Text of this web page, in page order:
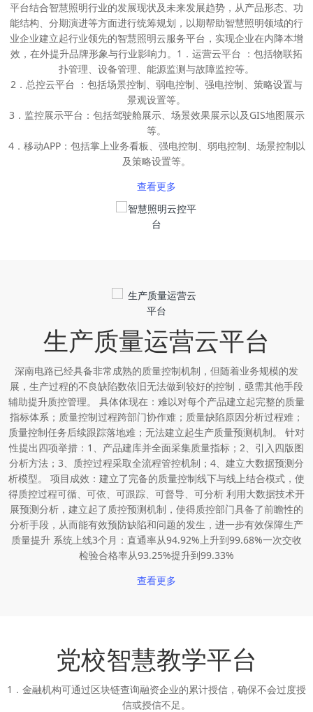
平台结合智慧照明行业的发展现状及未来发展趋势，从产品形态、功
能结构、分期演进等方面进行统筹规划，以期帮助智慧照明领域的行
业企业建立起行业领先的智慧照明云服务平台，实现企业在内降本增
效，在外提升品牌形象与行业影响力。1．运营云平台 ：包括物联拓
扑管理、设备管理、能源监测与故障监控等。
2．总控云平台 ：包括场景控制、弱电控制、强电控制、策略设置与
景观设置等。
3．监控展示平台：包括驾驶舱展示、场景效果展示以及GIS地图展示
等。
4．移动APP：包括掌上业务看板、强电控制、弱电控制、场景控制以
及策略设置等。
查看更多
生产质量运营云平台
深南电路已经具备非常成熟的质量控制机制，但随着业务规模的发
展，生产过程的不良缺陷数依旧无法做到较好的控制，亟需其他手段
辅助提升质控管理。 具体体现在：难以对每个产品建立起完整的质量
指标体系；质量控制过程跨部门协作难；质量缺陷原因分析过程难；
质量控制任务后续跟踪落地难；无法建立起生产质量预测机制。 针对
性提出四项举措：1、产品建库并全面采集质量指标；2、引入四版图
分析方法；3、质控过程采取全流程管控机制；4、建立大数据预测分
析模型。 项目成效：建立了完备的质量控制线下与线上结合模式，使
得质控过程可循、可依、可跟踪、可督导、可分析 利用大数据技术开
展预测分析，建立起了质控预测机制，使得质控部门具备了前瞻性的
分析手段，从而能有效预防缺陷和问题的发生，进一步有效保障生产
质量提升 系统上线3个月：直通率从94.92%上升到99.68%一次交收
检验合格率从93.25%提升到99.33%
查看更多
党校智慧教学平台
1．金融机构可通过区块链查询融资企业的累计授信，确保不会过度授
信或授信不足。